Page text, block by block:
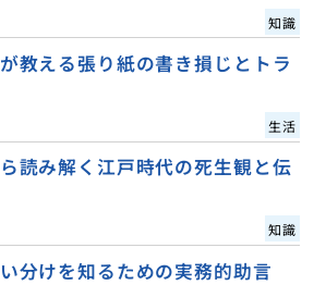
知識
教える張り紙の書き損じとトラ
生活
読み解く江戸時代の死生観と伝
知識
分けを知るための実務的助言